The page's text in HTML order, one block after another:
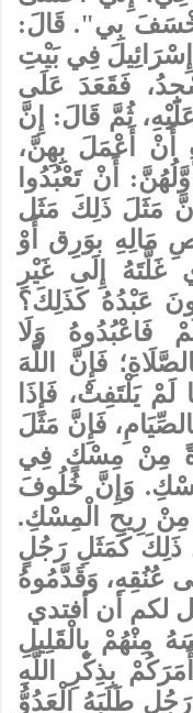
بِي". قَالَ:
فِي بَيْتِ
فَقَعَدَ عَلَى
ثُمَّ قَالَ: إِنَّ
أَنْ أَعْمَلَ بِهِنَّ،
أَنْ تَعْبُدُوا
مَثَلَ ذَلِكَ مَثَل
مَالِهِ بوَرِق أَوْ
إِلَى غَيْرِ
عَبْدُهُ كَذَلِكَ؟
فَاعْبُدُوهُ وَلَا
فَإِنَّ اللَّهَ
يَلْتَفِتْ، فَإِذَا
فَإِنَّ مَثَلَ
مِنْ مِسْكٍ فِي
وَإِنَّ خُلُوفَ
مِنْ رِيحِ الْمِسْكِ.
ذَلِكَ كَمَثَلِ رَجُلٍ
عُنُقِهِ، وَقَدَّمُوهُ
لكم أن أفتدي
مِنْهُمْ بِالْقَلِيلِ
بِذِكْرِ اللَّهِ
طَلَبَهُ الْعَدُوُّ